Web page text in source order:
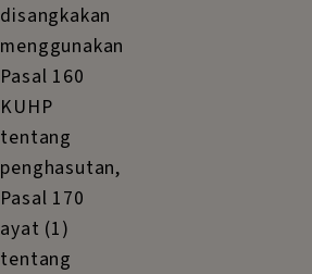
disangkakan
menggunakan
Pasal 160
KUHP
tentang
penghasutan,
Pasal 170
ayat (1)
tentang